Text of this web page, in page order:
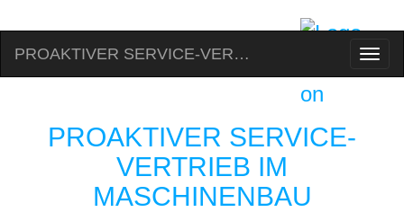
PROAKTIVER SERVICE-VERTRIEB IM MASCHINENBAU
PROAKTIVER SERVICE-
VERTRIEB IM
MASCHINENBAU